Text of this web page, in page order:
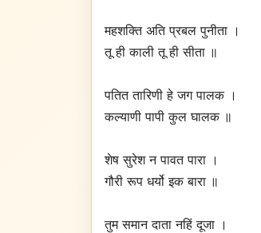
महशक्ति अति प्रबल पुनीता ।
तू ही काली तू ही सीता ॥
पतित तारिणी हे जग पालक ।
कल्याणी पापी कुल घालक ॥
शेष सुरेश न पावत पारा ।
गौरी रूप धर्यो इक बारा ॥
तुम समान दाता नहिं दूजा ।